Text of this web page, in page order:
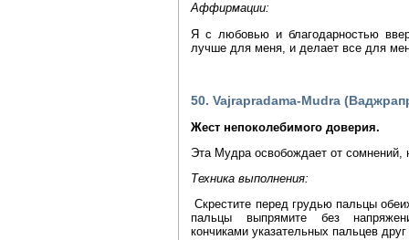
Аффирмации:
Я с любовью и благодарностью
лучше для меня, и делает все для
50. Vajrapradama-Mudra
Жест непоколебимого доверия.
Эта Мудра освобождает от сомнений,
Техника выполнения:
Скрестите перед грудью пальцы
пальцы выпрямите без
кончиками указательных пальцев друг